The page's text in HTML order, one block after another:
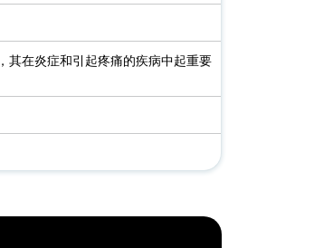
其在炎症和引起疼痛的疾病中起重要